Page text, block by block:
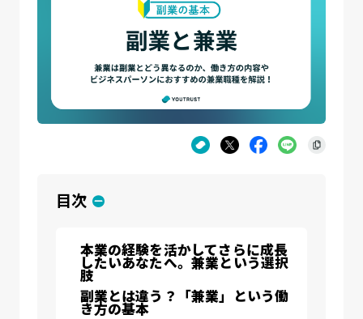
目次
本業の経験を活かしてさらに成長
したいあなたへ。兼業という選択
肢
副業とは違う？「兼業」という働
き方の基本